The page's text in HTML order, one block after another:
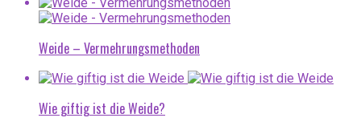
Weide – Vermehrungsmethoden
Wie giftig ist die Weide?